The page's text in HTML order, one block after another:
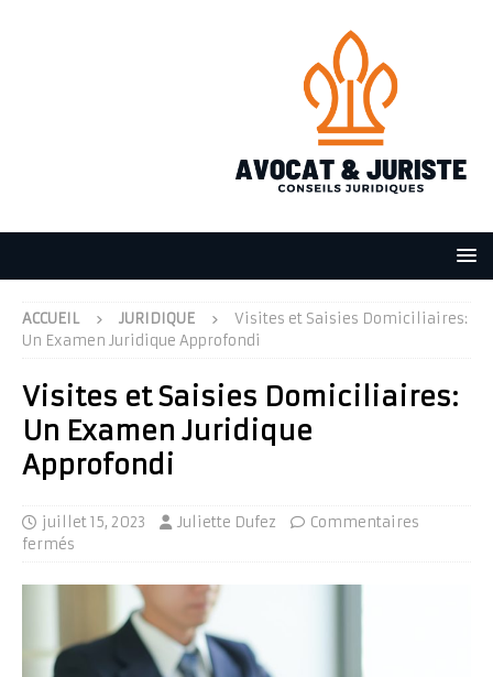
ACCUEIL JURIDIQUE
Visites et Saisies Domiciliaires:
Un Examen Juridique Approfondi
Visites et Saisies Domiciliaires:
Un Examen Juridique
Approfondi
juillet 15, 2023 Juliette Dufez
Commentaires
fermés